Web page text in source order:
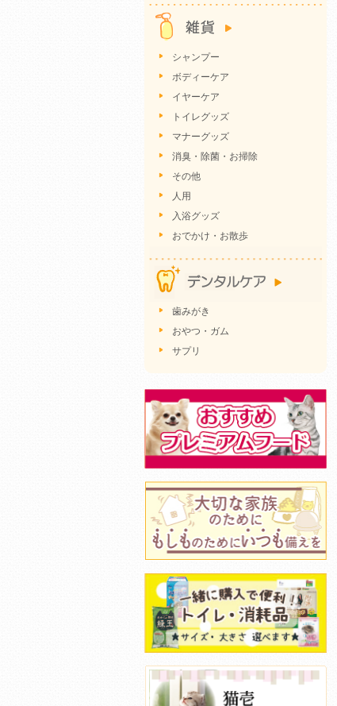
シャンプー
ボディーケア
イヤーケア
トイレグッズ
マナーグッズ
消臭・除菌・お掃除
その他
人用
入浴グッズ
おでかけ・お散歩
歯みがき
おやつ・ガム
サプリ